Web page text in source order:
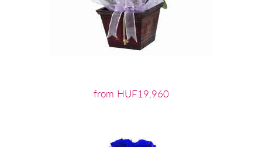
from HUF19,960